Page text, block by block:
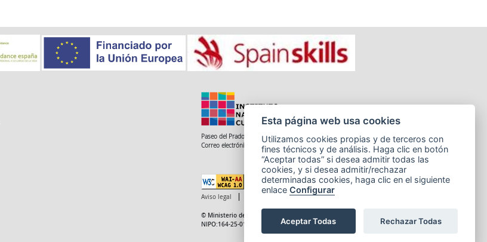
Paseo del Prado 28, 1ª Planta - 28014 Madrid
Correo electrónico: informacion.incual@educacion.gob.es
Aviso legal Cookies
© Ministerio de Educación, Formación Profesional y Deportes
NIPO:164-25-014-X
Esta página web usa cookies
Utilizamos cookies propias y de terceros con
fines técnicos y de análisis. Haga clic en botón
“Aceptar todas” si desea admitir todas las
cookies, y si desea admitir/rechazar
determinadas cookies, haga clic en el siguiente
enlace Configurar
Aceptar Todas Rechazar Todas